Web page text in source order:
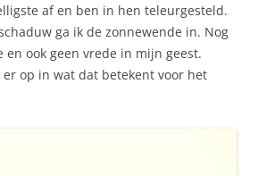
af en ben in hen teleurgesteld.
ga ik de zonnewende in. Nog
en ook geen vrede in mijn geest.
er op in wat dat betekent voor het